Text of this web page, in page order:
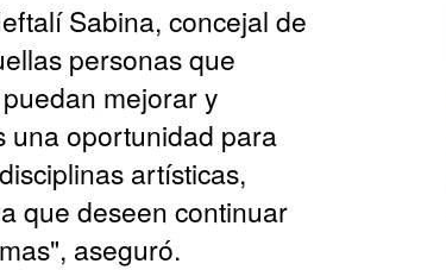
Sabina, concejal de
personas que
mejorar y
una oportunidad para
artísticas,
que deseen continuar
aseguró.